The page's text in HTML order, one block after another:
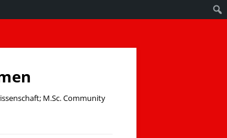
M.Sc. Community